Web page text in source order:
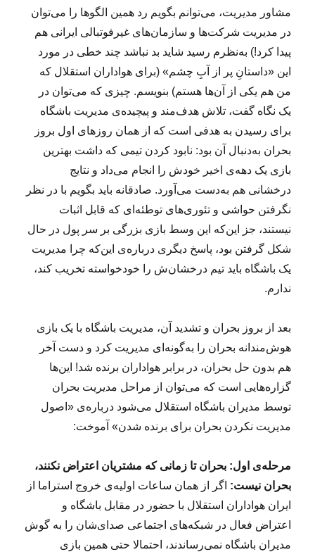
مشاور مدیریت، می‌توانم بگویم رد همین الگوها را می‌توان
در مدیریت شرکت‌ها و سازمان‌های غیرفوتبالی ایرانی هم
پیدا کرد!) به‌نظرم رسید شاید بد نباشد چند خطی در مورد
این «داستانِ پر از آبِ چشم» (برای هواداران استقلال که
من هم یکی از آن‌ها هستم) بنویسم. چیزی که می‌توان در
یک نگاه گفت، تلاش هدف‌مند و پیچیده‌ی مدیریت باشگاه
برای رسیدن به هدفی است که از همان روزهای اول بروز
بحران به‌دنبال آن بود: نابود کردن تیمی که داشت بهترین
بازی یک دهه‌ی اخیر خودش را انجام می‌داد و نتایج
درخشانی هم به‌دست می‌آورد. صادقانه باید بگویم با در نظر
نگرفتن حواشی و تئوری‌های توطئه‌ای که قابل اثبات
نیستند، جز این‌که این وسط بازی بزرگی بر سر پول در حال
شکل گرفتن بود، پاسخ دیگری درباره‌ی این‌که چرا مدیریت
یک باشگاه باید تیم درخشان‌ش را خودخواسته تخریب کند،
ندارم.
بعد از بروز بحران و تشدید آن، مدیریت باشگاه با یک بازی
هوش‌مندانه بحران را به‌گونه‌ای مدیریت کرد و دست آخر
هم بدون حل بحران، در برابر هواداران برنده شد! این‌ها
گزاره‌هایی است که می‌توان از مراحل مدیریت بحران
توسط مدیران باشگاه استقلال می‌شود درباره‌ی «اصول
مدیریت نکردن بحران برای برنده شدن» آموخت:
مرحله‌ی اول: بحران تا زمانی که مشتریان اعتراض نکنند،
بحران نیست: اگر از همان ساعات اولیه‌ی خروج استراما از
ایران هواداران استقلال با حضور در مقابل باشگاه و
اعتراض فعال در شبکه‌های اجتماعی صدای‌شان را به گوش
مدیران باشگاه نمی‌رساندند، احتمالا حتی همین بازی